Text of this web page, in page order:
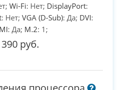
Wi-Fi: Нет; DisplayPort:
: Нет; VGA (D-Sub): Да; DVI:
: Да; M.2: 1;
руб.